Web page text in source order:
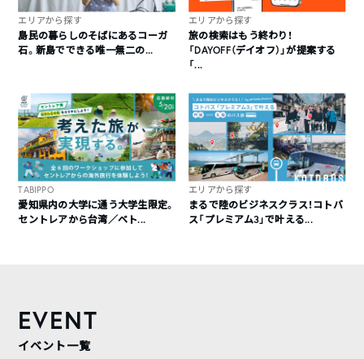
エリアから探す
島民の暮らしのそばにあるコーガ
石。新島でできる唯一無二の...
エリアから探す
旅の検索はもう終わり！
「DAYOFF（デイオフ）」が提案する
「...
TABIPPO
愛知県内の大学に通う大学生限定。
セントレアから台湾／ベト...
エリアから探す
まるで陸のビジネスクラス！コトバ
ス「プレミアム3」で叶える...
EVENT
イベント一覧